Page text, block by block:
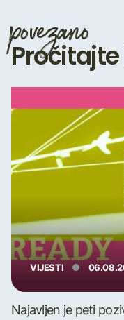
povezano
Pročitajte
VIJESTI
Najavljen je peti